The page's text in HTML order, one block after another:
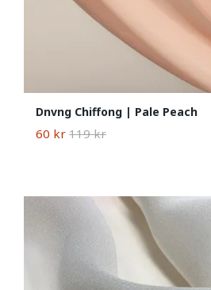
Dnvng Chiffong | Pale Peach
60 kr 119 kr